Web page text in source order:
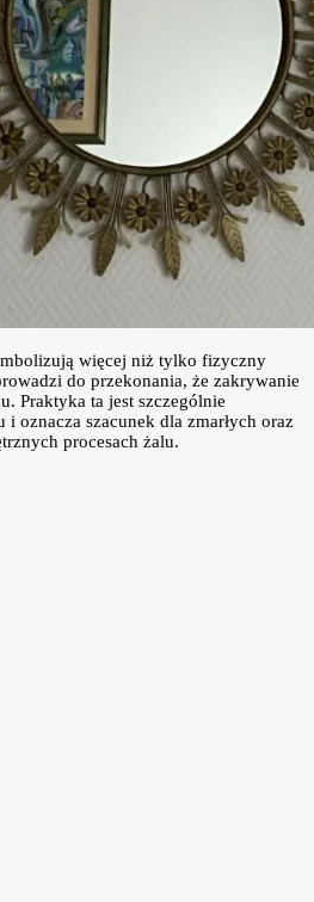
więcej niż tylko fizyczny
do przekonania, że zakrywanie
Praktyka ta jest szczególnie
i oznacza szacunek dla zmarłych oraz
procesach żalu.